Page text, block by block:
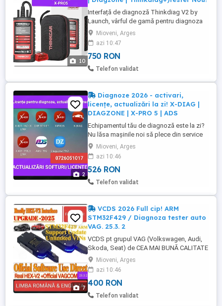
10
Interfață de diagnoză Thinkdiag V2 by
Launch, vârful de gamă pentru diagnoza
mobilă, echipată cu protocol CAN-FD.
Dispozitivul poate fi activat cu diferite
licențe software, în funcție de nevoile tale.
1. X-DIAG v7 (Recomandat pentru Service)
Include și mașini electrice și funcții pt
Mioveni, Arges
azi 10:47
750 RON
Telefon validat
2
Diagnoze 2026 - activari,
licențe, actualizări la zi! X-DIAG |
DIAGZONE | X-PRO 5 | ADS
Echipamentul tău de diagnoză este la zi?
Nu lăsa mașinile noi să plece din service
pentru că nu ai softul actualizat! Oferim
pachete complete de update pentru cele
mai populare interfețe de pe piață . X-
DIAG | DIAGZONE | X-PRO 5 | ADS ​ Ce aduc
noile versiuni? ​Acoperire Extinsă: Suport
Mioveni, Arges
azi 10:46
526 RON
Telefon validat
7
VCDS 2026 Full cip! ARM
STM32F429 / Diagnoza tester auto
VAG. 25.3. 2
VCDS pt grupul VAG (Volkswagen, Audi,
Skoda, Seat) de CEA MAI BUNĂ CALITATE
, ACESTA ESTE CEL MAI BUN VCDS !
PERMITE ȘI ACTUALIZARI PERMITE
ACCES ȘI CODARI ȘI PE MAȘINILE NOI! Nu
confundați cu cele cu Atmega! CU CELE
DE PÂNĂ ÎN 200 LEI. Acesta are :
Mioveni, Arges
azi 10:46
400 RON
Telefon validat